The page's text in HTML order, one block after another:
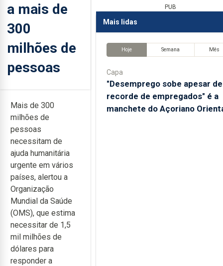
a mais de
300
milhões de
pessoas
Mais de 300
milhões de
pessoas
necessitam de
ajuda humanitária
urgente em vários
países, alertou a
Organização
Mundial da Saúde
(OMS), que estima
necessitar de 1,5
mil milhões de
dólares para
responder a
PUB
Mais lidas
Hoje Semana Mês
Capa
"Desemprego sobe apesar de
recorde de empregados" é a
manchete do Açoriano